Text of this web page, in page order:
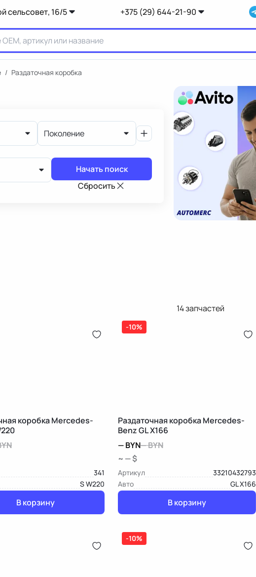
сельсовет, 16/5 +375 (29) 644-21-90
/ Раздаточная коробка
Поколение
Начать поиск
Сбросить
14запчастей
коробка Mercedes-
341
S W220
В корзину
-10%
Раздаточная коробка Mercedes-
Benz GL X166
—BYN—BYN
~ — $
Артикул
33210432793
Авто
GL X166
В корзину
-10%